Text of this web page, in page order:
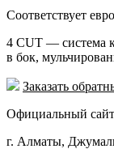
Соответствует
4 CUT — cистема
в бок,
Заказать
Официальный
г. Алматы,